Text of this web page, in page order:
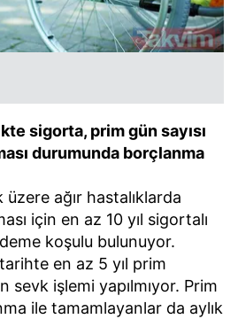
sigorta, prim gün sayısı
durumunda borçlanma
ağır hastalıklarda
için en az 10 yıl sigortalı
koşulu bulunuyor.
en az 5 yıl prim
sevk işlemi yapılmıyor. Prim
ile tamamlayanlar da aylık